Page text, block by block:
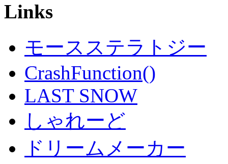
Links
モースステラトジー
CrashFunction()
LAST SNOW
しゃれーど
ドリームメーカー